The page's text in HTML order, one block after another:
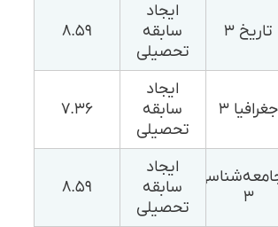
تاریخ ۳
ایجاد
سابقه
تحصیلی
۸.۵۹
جغرافیا ۳
ایجاد
سابقه
تحصیلی
۷.۳۶
۳
ایجاد
سابقه
تحصیلی
۸.۵۹